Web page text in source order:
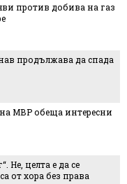
против добива на газ
продължава да спада
на МВР обеща интересни
Не, целта е да се
от хора без права